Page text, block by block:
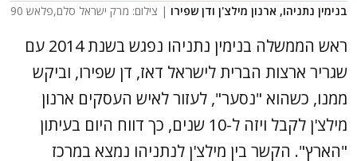
בנימין נתניהו, ארנון מילצ'ן ודן שפירו | צילום: מרק ישראל סלם,פלאש 90
ראש הממשלה בנימין נתניהו נפגש בשנת 2014 עם
שגריר ארצות הברית לישראל דאז, דן שפירו, וביקש
ממנו, כשהוא "נסער", לעזור לאיש העסקים ארנון
מילצ'ן לקבל ויזה ל-10 שנים, כך דווח היום בעיתון
"הארץ". הקשר בין מילצ'ן לנתניהו נמצא במרכז